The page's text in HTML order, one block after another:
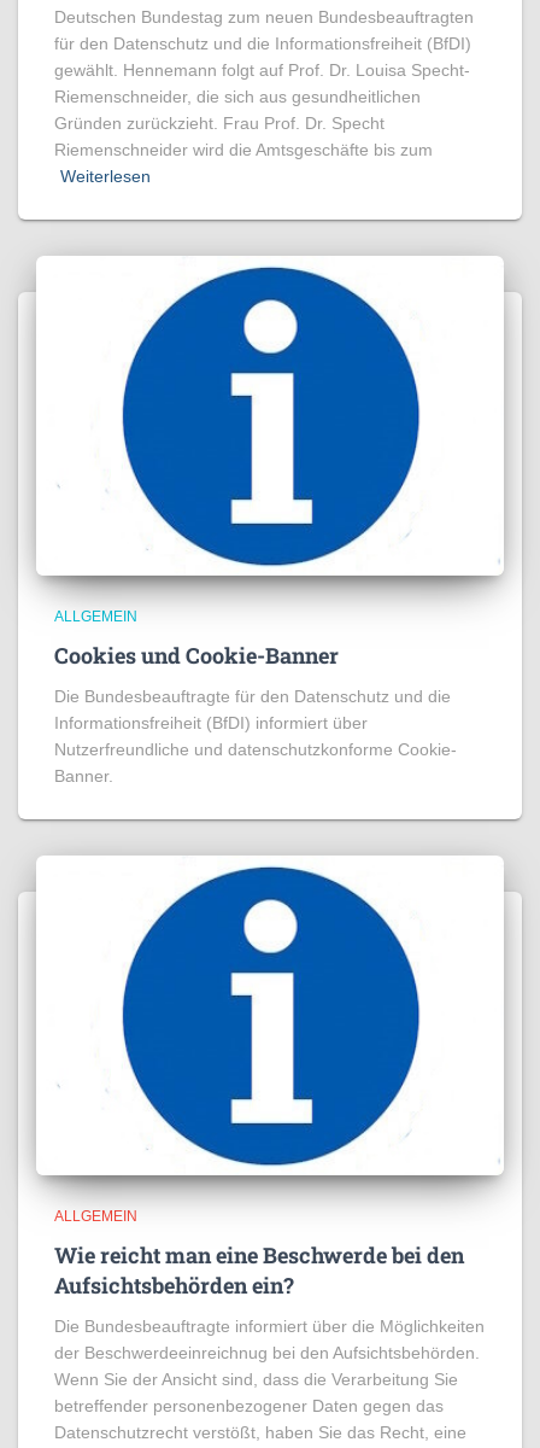
Deutschen Bundestag zum neuen Bundesbeauftragten
für den Datenschutz und die Informationsfreiheit (BfDI)
gewählt. Hennemann folgt auf Prof. Dr. Louisa Specht-
Riemenschneider, die sich aus gesundheitlichen
Gründen zurückzieht. Frau Prof. Dr. Specht
Riemenschneider wird die Amtsgeschäfte bis zum
Weiterlesen
ALLGEMEIN
Cookies und Cookie-Banner
Die Bundesbeauftragte für den Datenschutz und die
Informationsfreiheit (BfDI) informiert über
Nutzerfreundliche und datenschutzkonforme Cookie-
Banner.
ALLGEMEIN
Wie reicht man eine Beschwerde bei den
Aufsichtsbehörden ein?
Die Bundesbeauftragte informiert über die Möglichkeiten
der Beschwerdeeinreichnug bei den Aufsichtsbehörden.
Wenn Sie der Ansicht sind, dass die Verarbeitung Sie
betreffender personenbezogener Daten gegen das
Datenschutzrecht verstößt, haben Sie das Recht, eine